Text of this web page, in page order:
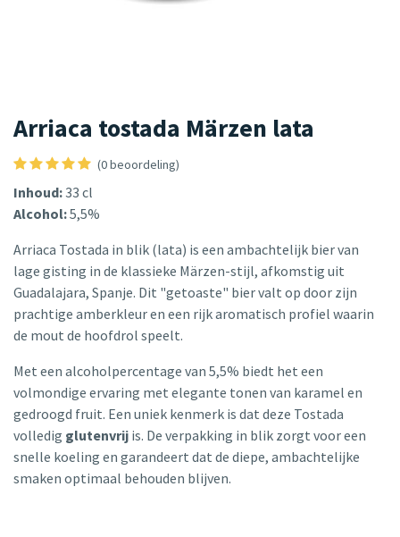
Arriaca tostada Märzen lata
(0 beoordeling)
Inhoud:33 cl
Alcohol:5,5%
Arriaca Tostada in blik (lata) is een ambachtelijk bier van
lage gisting in de klassieke Märzen-stijl, afkomstig uit
Guadalajara, Spanje. Dit "getoaste" bier valt op door zijn
prachtige amberkleur en een rijk aromatisch profiel waarin
de mout de hoofdrol speelt.
Met een alcoholpercentage van 5,5% biedt het een
volmondige ervaring met elegante tonen van karamel en
gedroogd fruit. Een uniek kenmerk is dat deze Tostada
volledig glutenvrij is. De verpakking in blik zorgt voor een
snelle koeling en garandeert dat de diepe, ambachtelijke
smaken optimaal behouden blijven.